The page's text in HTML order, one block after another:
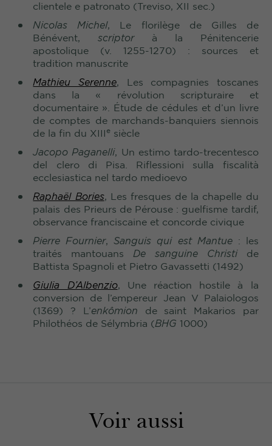
clientele e patronato (Treviso, XII sec.)
Nicolas Michel, Le florilège de Gilles de
Bénévent,scriptor à la Pénitencerie
apostolique (v.
1255-1270) : sources et
tradition manuscrite
Mathieu Serenne, Les compagnies toscanes
dans la « révolution scripturaire et
documentaire ». Étude de cédules et d’un livre
de comptes de marchands-banquiers siennois
de la fin du XIII e siècle
Jacopo Paganelli, Un estimo tardo-trecentesco
del clero di Pisa. Riflessioni sulla fiscalità
ecclesiastica nel tardo medioevo
Raphaël Bories, Les fresques de la chapelle du
palais des Prieurs de Pérouse : guelfisme tardif,
observance franciscaine et concorde civique
Pierre Fournier,Sanguis qui est Mantue: les
traités mantouans De sanguine Christide
Battista Spagnoli et Pietro Gavassetti (1492)
Giulia D’Albenzio, Une réaction hostile à la
conversion de l’empereur Jean V Palaiologos
(1369)
? L’enkômion de saint Makarios par
Philothéos de Sélymbria (BHG1000)
Voir aussi